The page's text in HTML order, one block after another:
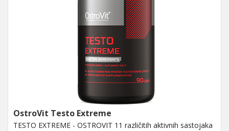
OstroVit Testo Extreme
TESTO EXTREME - OSTROVIT 11 različitih aktivnih sastojaka